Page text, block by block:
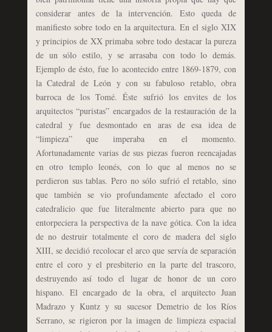
considerar antes de la intervención. Esto queda de
manifiesto sobre todo en la arquitectura. En el siglo XIX
y principios de XX primaba sobre todo destacar la pureza
de un sólo estilo, y se arrasaba con todo lo demás.
Ejemplo de ésto, fue lo acontecido entre 1869-1879, con
la Catedral de León y con su fabuloso retablo, obra
barroca de los Tomé. Éste sufrió los envites de los
arquitectos “puristas” encargados de la restauración de la
catedral y fue desmontado en aras de esa idea de
“limpieza” que imperaba en el momento.
Afortunadamente varias de sus piezas fueron reencajadas
en otro templo leonés, con lo que al menos no se
perdieron sus tablas. Pero no sólo sufrió el retablo, sino
que también se vio profundamente afectado el coro
catedralicio que fue literalmente abierto para que no
entorpeciera la perspectiva de la nave gótica. Con la idea
de no destruir totalmente el coro de madera del siglo
XIII, se decidió recolocar el arco que servía de separación
entre el coro y el presbiterio en la parte del trascoro,
destruyendo así todo el lugar de honor de un coro
hispano. El encargado de la obra, el arquitecto Juan
Madrazo y Kuntz y su sucesor Demetrio de los Ríos
Serrano, se rigieron por la imagen de limpieza espacial